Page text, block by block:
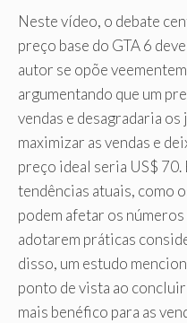
Neste vídeo, o debate
preço base do GTA 6
autor se opõe
argumentando que um
vendas e desagradaria
maximizar as vendas e
preço ideal seria US$ 70.
tendências atuais, como
podem afetar os números
adotarem práticas
disso, um estudo
ponto de vista ao
mais benéfico para as